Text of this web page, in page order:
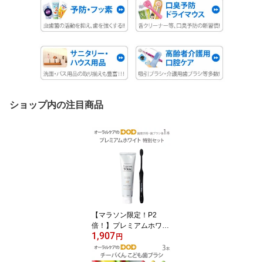
ショップ内の注目商品
【マラソン限定！P2
倍！】プレミアムホワイ
ト特別セット 歯磨き粉1
本＋歯ブラシ1本セット
ホワイトニングだけでは
1,907 円